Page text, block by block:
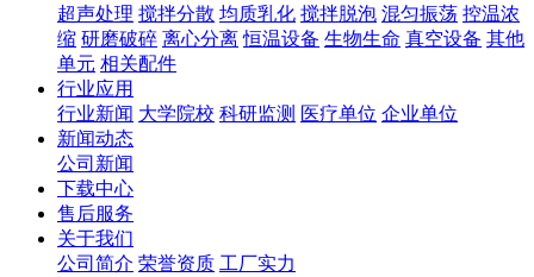
超声处理 搅拌分散 均质乳化 搅拌脱泡 混匀振荡 控温浓
缩 研磨破碎 离心分离 恒温设备 生物生命 真空设备 其他
单元 相关配件
行业应用
行业新闻 大学院校 科研监测 医疗单位 企业单位
新闻动态
公司新闻
下载中心
售后服务
关于我们
公司简介 荣誉资质 工厂实力